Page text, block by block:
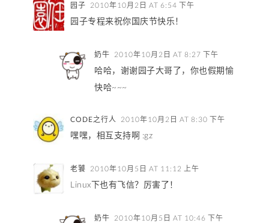
园子 2010年10月2日 AT 6:54 下午
园子专程来祝你国庆节快乐！
奶牛 2010年10月2日 AT 8:27 下午
哈哈，谢谢园子大哥了，你也假期愉
快哈~~~
CODE之行人 2010年10月2日 AT 8:30 下午
嘿嘿，相互支持啊 :gz
老饕 2010年10月5日 AT 11:12 上午
Linux下也有飞信？厉害了！
奶牛 2010年10月5日 AT 10:46 下午